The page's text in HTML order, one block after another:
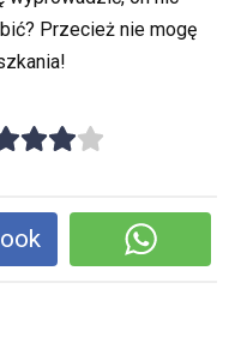
Przecież nie mogę